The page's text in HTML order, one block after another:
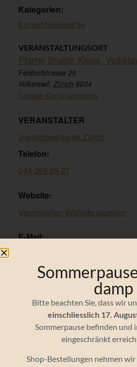
Kategorien:
Kurse Minileiter*in
VERANSTALTUNGSORT
Pfarrei Bruder Klaus,
Feldhofstrasse 25
Volketswil Zürich 8604
Google Karte anzeigen
VERANSTALTER
Jugendseelsorge Zürch
Telefon:
044 266 69 27
Website:
Veranstalter-Website anzeigen
E-Mail:
ÄHNLICHE VERANSTALTUNGEN
damp
Bitte beachten Sie, dass wir
einschliesslich 17.
Sommerpause befinden und
eingeschränkt
Shop-Bestellungen nehmen